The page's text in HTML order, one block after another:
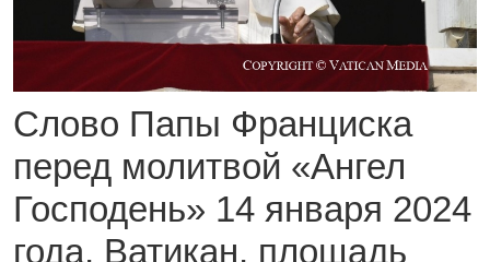
Слово Папы Франциска
перед молитвой «Ангел
Господень» 14 января 2024
года, Ватикан, площадь